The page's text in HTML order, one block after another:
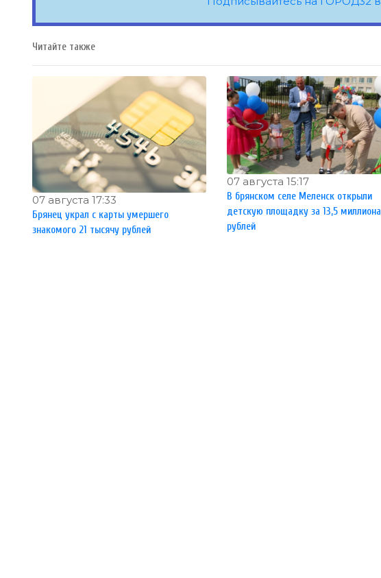
Читайте также
07 августа 17:33
Брянец украл с карты умершего
знакомого 21 тысячу рублей
07 августа 15:17
В брянском селе Меленск открыли
детскую площадку за 13,5 миллиона
рублей